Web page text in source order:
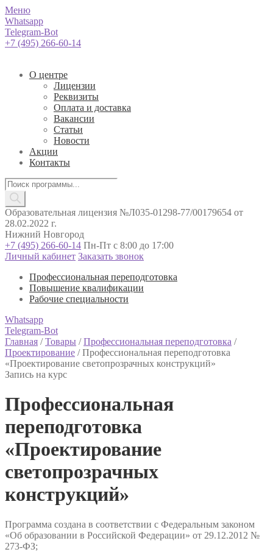
Меню
Whatsapp
Telegram-Bot
+7 (495) 266-60-14
О центре
Лицензии
Реквизиты
Оплата и доставка
Вакансии
Статьи
Новости
Акции
Контакты
Поиск
товаров
Образовательная лицензия №Л035-01298-77/00179654 от
28.02.2022 г.
Нижний Новгород
+7 (495) 266-60-14 Пн-Пт с 8:00 до 17:00
Личный кабинет Заказать звонок
Профессиональная переподготовка
Повышение квалификации
Рабочие специальности
Whatsapp
Telegram-Bot
Главная /Товары /Профессиональная переподготовка /
Проектирование /Профессиональная переподготовка
«Проектирование светопрозрачных конструкций»
Запись на курс
Профессиональная
переподготовка
«Проектирование
светопрозрачных
конструкций»
Программа создана в соответствии с Федеральным законом
«Об образовании в Российской Федерации» от 29.12.2012 №
273-ФЗ;